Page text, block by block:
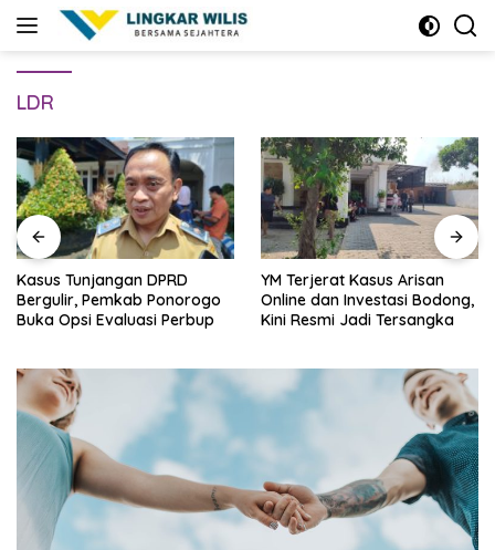
LDR
Kasus Tunjangan DPRD
Bergulir, Pemkab Ponorogo
Buka Opsi Evaluasi Perbup
YM Terjerat Kasus Arisan
Online dan Investasi Bodong,
Kini Resmi Jadi Tersangka